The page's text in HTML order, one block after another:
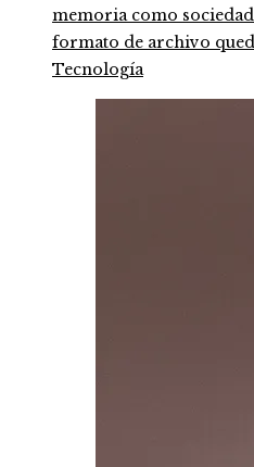
memoria como
formato de archivo
Tecnología